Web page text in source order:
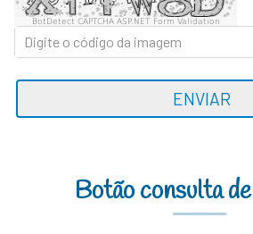
BotDetect CAPTCHA ASP.NET Form Validation
ENVIAR
Botão consulta